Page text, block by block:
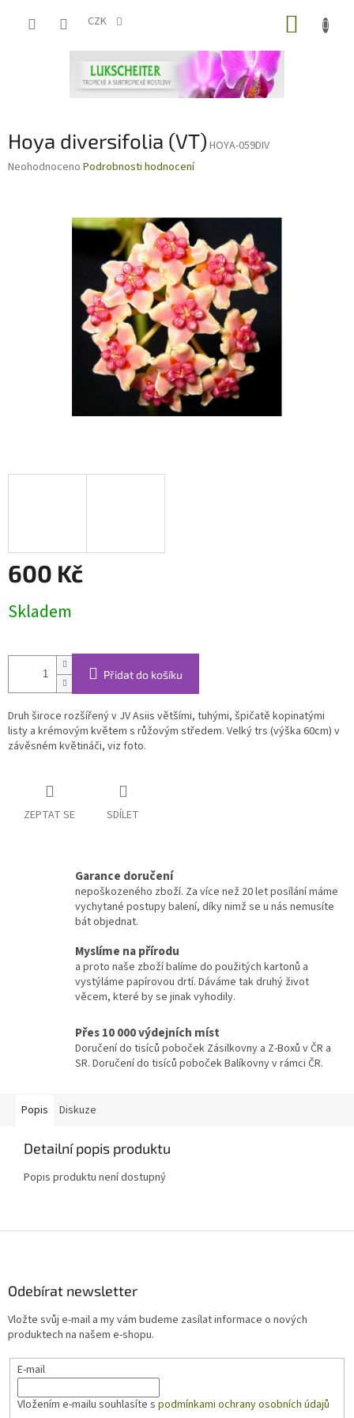
CZK
Hoya diversifolia (VT) HOYA-059DIV
Průměrné
Neohodnoceno Podrobnosti hodnocení
600 Kč
cena:
Skladem
Přidat do košíku
Druh široce rozšířený v JV Asiis většími, tuhými, špičatě kopinatými
listy a krémovým květem s růžovým středem. Velký trs (výška 60cm) v
závěsném květináči, viz foto.
ZEPTAT SE SDÍLET
Garance doručení
nepoškozeného zboží. Za více než 20 let posílání máme
vychytané postupy balení, díky nimž se u nás nemusíte
bát objednat.
Myslíme na přírodu
a proto naše zboží balíme do použitých kartonů a
vystýláme papírovou drtí. Dáváme tak druhý život
věcem, které by se jinak vyhodily.
Přes 10 000 výdejních míst
Doručení do tisíců poboček Zásilkovny a Z-Boxů v ČR a
SR. Doručení do tisíců poboček Balíkovny v rámci ČR.
Popis Diskuze
Detailní popis produktu
Popis produktu není dostupný
Odebírat newsletter
Vložte svůj e-mail a my vám budeme zasílat informace o nových
produktech na našem e-shopu.
E-mail
Vložením e-mailu souhlasíte s podmínkami ochrany osobních údajů